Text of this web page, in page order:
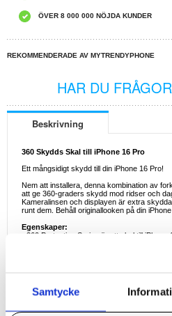
Samtycke
ÖVER 8 000 000 NÖJDA KUNDER
REKOMMENDERADE AV MYTRENDYPHONE
HAR DU
Beskrivning
360 Skydds Skal till iPhone 16 Pro
Ett mångsidigt skydd till din iPhone 16 Pro!
Nem att installera, denna kombination av
att ge 360-graders skydd mod ridser och
Kameralinsen och displayen är extra
runt dem. Behåll originallooken på din
Egenskaper:
- 360 Protection Series är ett skal till iPhone
Kompatibilitet:iPhone 16 Pro
Förpackning:Bulk